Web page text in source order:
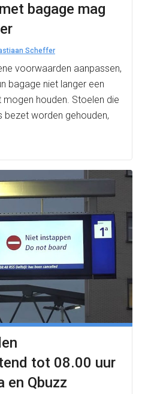
bagage mag
Scheffer
voorwaarden aanpassen,
bagage niet langer een
houden. Stoelen die
worden gehouden,
tot 08.00 uur
en Qbuzz